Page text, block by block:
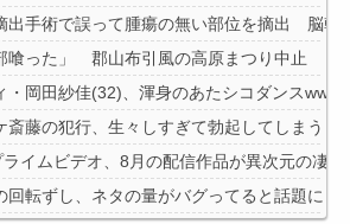
出手術で誤って腫瘍の無い部位を摘出 脳幹
喰った」 郡山布引風の高原まつり中止
・岡田紗佳(32)、渾身のあたシコダンス
斎藤の犯行、生々しすぎて勃起してしまうレ
ライムビデオ、8月の配信作品が異次元の凄
回転ずし、ネタの量がバグってると話題にｗ